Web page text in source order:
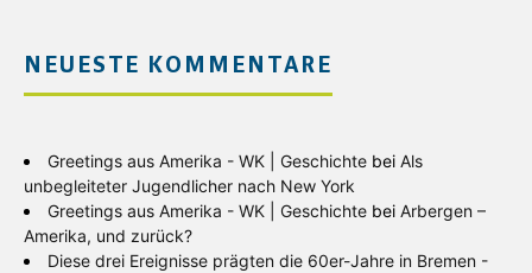
NEUESTE KOMMENTARE
Greetings aus Amerika - WK | Geschichte bei Als
unbegleiteter Jugendlicher nach New York
Greetings aus Amerika - WK | Geschichte bei Arbergen –
Amerika, und zurück?
Diese drei Ereignisse prägten die 60er-Jahre in Bremen -